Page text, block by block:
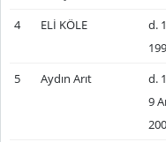
4 ELİ KÖLE
d.
5 Aydın Arıt
d.
9